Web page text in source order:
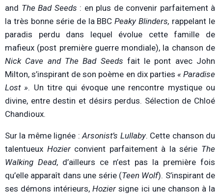
and The Bad Seeds : en plus de convenir parfaitement à
la très bonne série de la BBCPeaky Blinders, rappelant le
paradis perdu dans lequel évolue cette famille de
mafieux (post première guerre mondiale), la chanson de
Nick Cave and The Bad Seeds fait le pont avec John
Milton, s’inspirant de son poème en dix parties « Paradise
Lost ». Un titre qui évoque une rencontre mystique ou
divine, entre destin et désirs perdus. Sélection de Chloé
Chandioux.
Sur la même lignée :Arsonist’s Lullaby. Cette chanson du
talentueux Hozierconvient parfaitement à la série The
Walking Dead, d’ailleurs ce n’est pas la première fois
qu’elle apparaît dans une série (Teen Wolf). S’inspirant de
ses démons intérieurs,Hozier signe ici une chanson à la